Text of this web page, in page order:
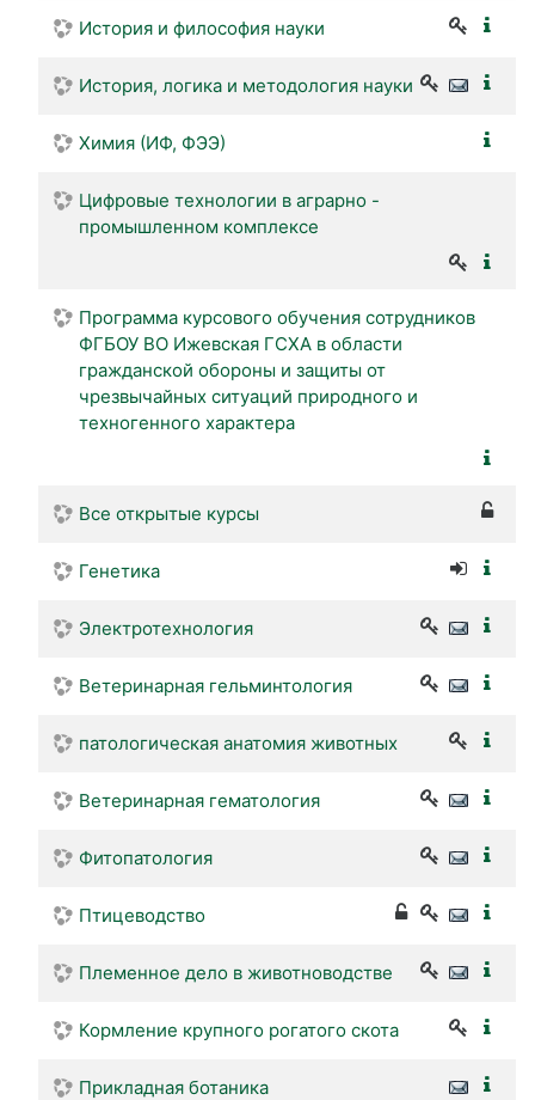
История и философия науки
История, логика и методология науки
Химия (ИФ, ФЭЭ)
Цифровые технологии в аграрно -
промышленном комплексе
Программа курсового обучения сотрудников
ФГБОУ ВО Ижевская ГСХА в области
гражданской обороны и защиты от
чрезвычайных ситуаций природного и
техногенного характера
Все открытые курсы
Генетика
Электротехнология
Ветеринарная гельминтология
патологическая анатомия животных
Ветеринарная гематология
Фитопатология
Птицеводство
Племенное дело в животноводстве
Кормление крупного рогатого скота
Прикладная ботаника